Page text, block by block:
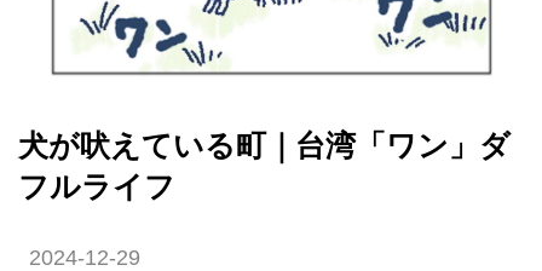
犬が吠えている町｜台湾「ワン」ダ
フルライフ
2024-12-29